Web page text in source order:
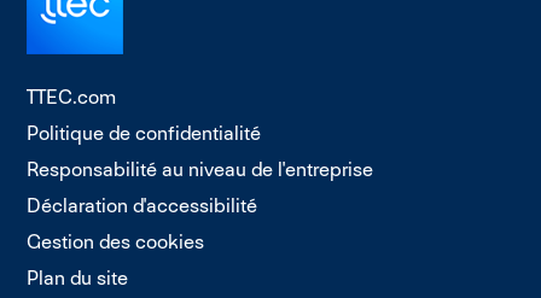
TTEC.com
Politique de confidentialité
Responsabilité au niveau de l'entreprise
Déclaration d'accessibilité
Gestion des cookies
Plan du site